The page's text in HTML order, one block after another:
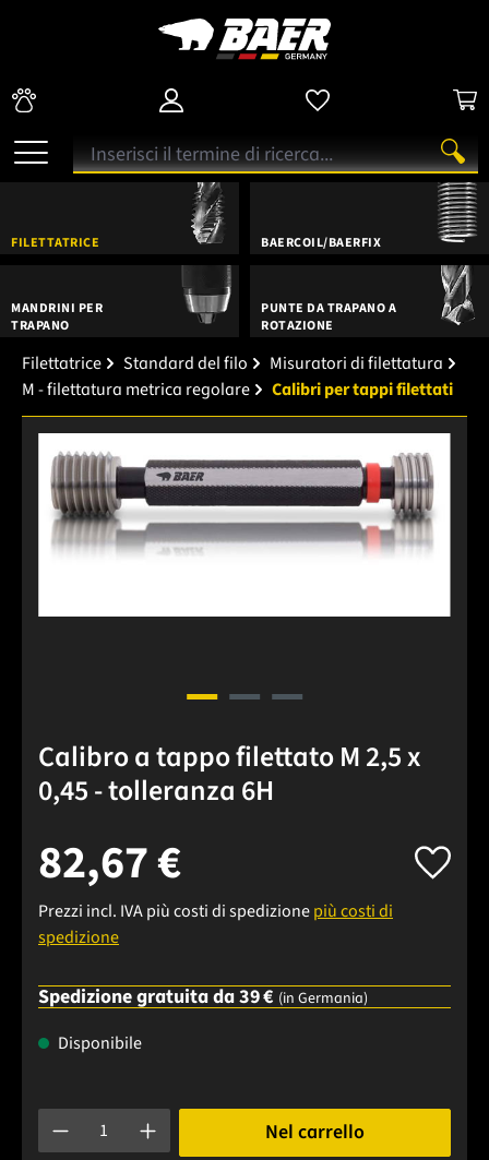
FILETTATRICE BAERCOIL/BAERFIX
MANDRINI PER
TRAPANO
PUNTE DA TRAPANO A
ROTAZIONE
Filettatrice Standard del filo
Misuratori di filettatura
M - filettatura metrica regolare
Calibri per tappi filettati
Salta la galleria di immagini
Calibro a tappo filettato M 2,5 x
0,45 - tolleranza 6H
82,67 €
Prezzi incl. IVA più costi di spedizionepiù costi di
spedizione
Spedizione gratuita da 39 € (in Germania)
Disponibile
Quantità del prodotto: inserisci la quantità desiderata o
Nel carrello